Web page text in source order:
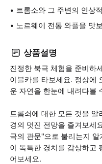
트롬소와 그 주변의 인상
노르웨이 전통 와플을 맛
상품설명
진정한 북극 체험을 준비하
이블카를 타보세요. 정상에
운 자연을 한눈에 내려다볼
트롬쇠에 대한 모든 것을
경의 멋진 전망을 즐겨보세
극의 관문"으로 불리는지
이 독특한 경치를 감상하고
어보세요.